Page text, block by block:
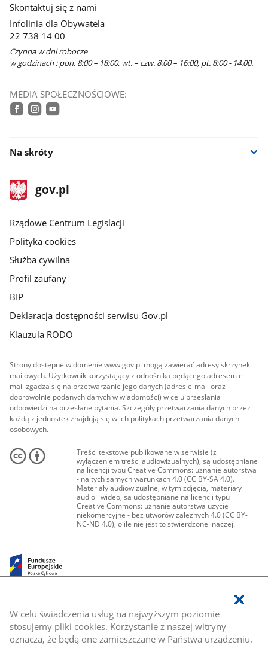
W celu świadczenia usług na najwyższym poziomie
stosujemy pliki cookies. Korzystanie z naszej witryny
oznacza, że będą one zamieszczane w Państwa urządzeniu.
Skontaktuj się z nami
Infolinia dla Obywatela
22 738 14 00
Czynna w dni robocze
w godzinach : pon. 8:00 – 18:00, wt. – czw. 8:00 – 16:00, pt. 8:00 - 14.00.
MEDIA SPOŁECZNOŚCIOWE:
Na skróty
stopka
gov.plStrona
gov.pl
Rządowe Centrum Legislacji
Polityka cookies
Służba cywilna
Profil zaufany
BIP
Deklaracja dostępności serwisu Gov.pl
Klauzula RODO
Strony dostępne w domenie www.gov.pl mogą zawierać adresy skrzynek
mailowych. Użytkownik korzystający z odnośnika będącego adresem e-
mail zgadza się na przetwarzanie jego danych (adres e-mail oraz
dobrowolnie podanych danych w wiadomości) w celu przesłania
odpowiedzi na przesłane pytania. Szczegóły przetwarzania danych przez
każdą z jednostek znajdują się w ich politykach przetwarzania danych
osobowych.
Treści tekstowe publikowane w serwisie (z
wyłączeniem treści audiowizualnych), są udostępniane
na licencji typu Creative Commons: uznanie autorstwa
- na tych samych warunkach 4.0 (CC BY-SA 4.0).
Materiały audiowizualne, w tym zdjęcia, materiały
audio i wideo, są udostępniane na licencji typu
Creative Commons: uznanie autorstwa użycie
niekomercyjne - bez utworów zależnych 4.0 (CC BY-
NC-ND 4.0), o ile nie jest to stwierdzone inaczej.